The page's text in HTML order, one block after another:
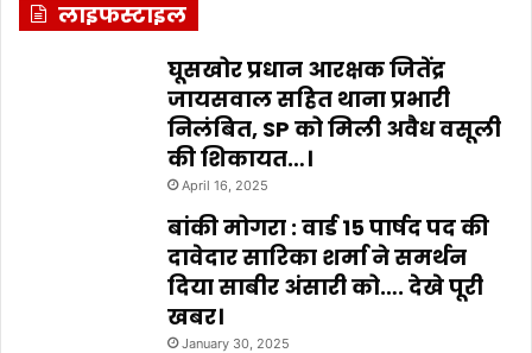
लाइफस्टाइल
घूसखोर प्रधान आरक्षक जितेंद्र
जायसवाल सहित थाना प्रभारी
निलंबित, SP को मिली अवैध वसूली
की शिकायत…।
April 16, 2025
बांकी मोगरा : वार्ड 15 पार्षद पद की
दावेदार सारिका शर्मा ने समर्थन
दिया साबीर अंसारी को…. देखे पूरी
खबर।
January 30, 2025